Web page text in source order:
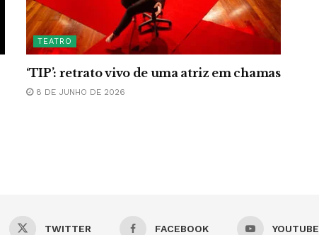
TEATRO
‘TIP’: retrato vivo de uma atriz em chamas
8 DE JUNHO DE 2026
TWITTER FACEBOOK YOUTUBE